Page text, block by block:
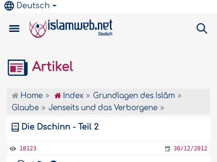
Deutsch
Artikel
Home Index
Grundlagen des Islâm
Glaube
Jenseits und das Verborgene
Die Dschinn - Teil 2
18123 30/12/2012